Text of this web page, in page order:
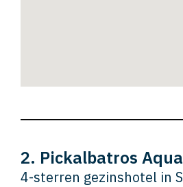
2. Pickalbatros
4-sterren gezinshotel in